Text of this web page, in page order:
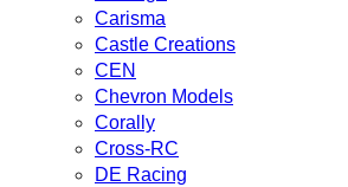
Carisma
Castle Creations
CEN
Chevron Models
Corally
Cross-RC
DE Racing